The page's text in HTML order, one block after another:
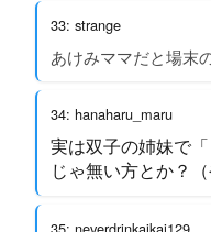
33: strange
あけみママだと場末
34: hanaharu_maru
実は双子の姉妹で
じゃ無い方とか？（